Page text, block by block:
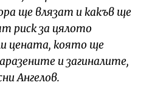
ще влязат и какъв ще
риск за цялото
цената, която ще
и загиналите,
Ангелов.